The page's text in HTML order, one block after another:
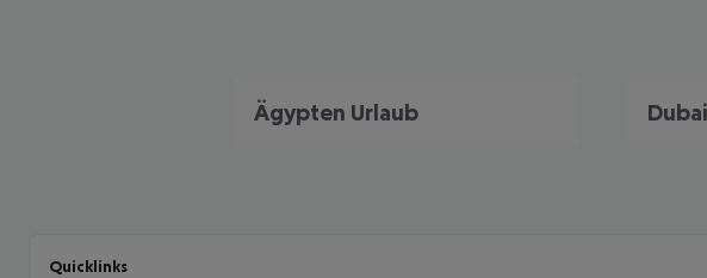
Ägypten Urlaub
Quicklinks